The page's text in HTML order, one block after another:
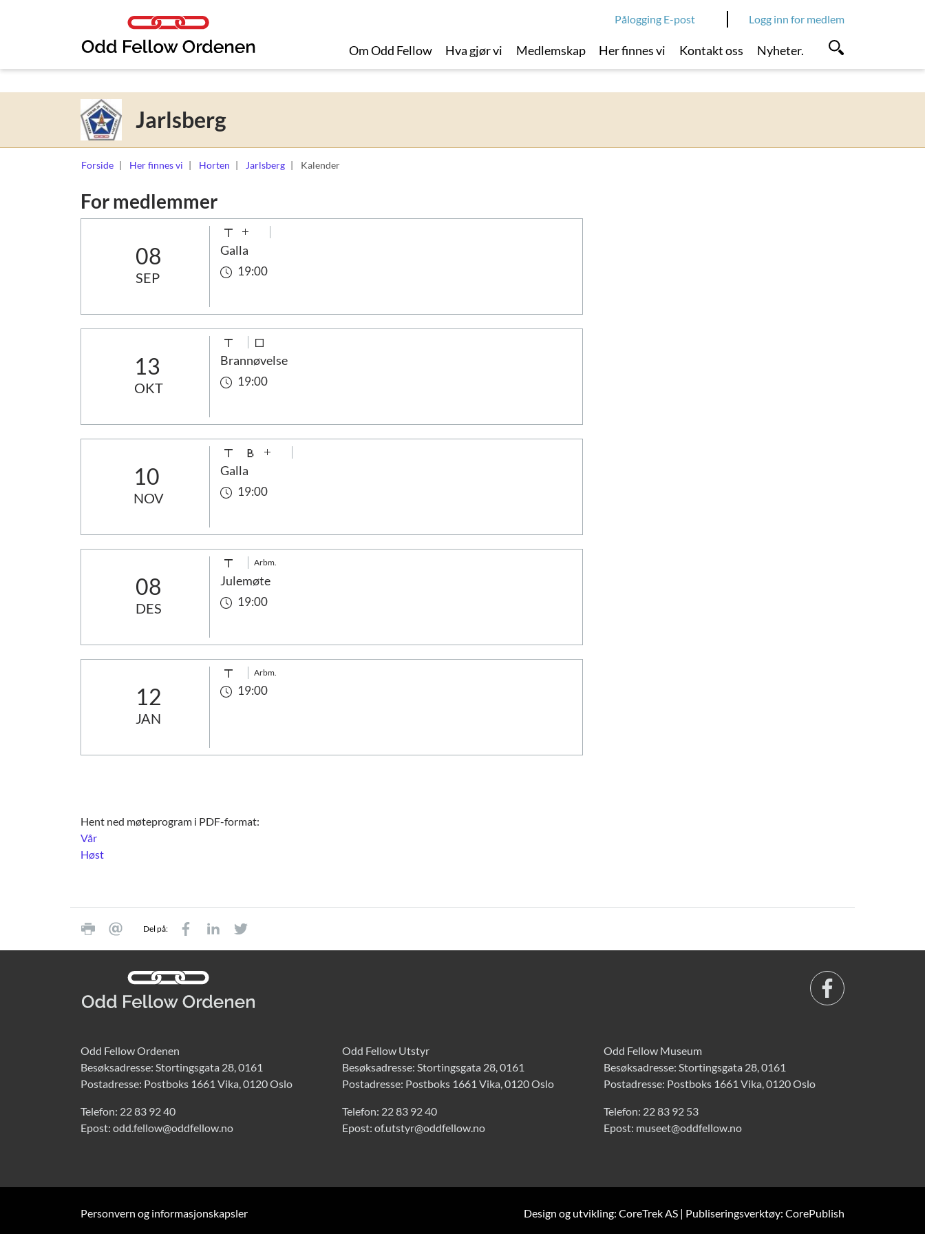
Logg inn for medlem
Pålogging E-post
Om Odd Fellow Hva gjør vi Medlemskap Her finnes vi Kontakt oss Nyheter.
Jarlsberg
Forside Her finnes vi Horten Jarlsberg Kalender
For medlemmer
08
SEP
Galla
19:00
13
OKT
Brannøvelse
19:00
10
NOV
Galla
19:00
08
DES
Arbm.
Julemøte
19:00
12
JAN
Arbm.
19:00
Hent ned møteprogram i PDF-format:
Vår
Høst
Del på:
Odd Fellow Ordenen
Besøksadresse: Stortingsgata 28, 0161
Postadresse: Postboks 1661 Vika, 0120 Oslo
Telefon: 22 83 92 40
Epost: odd.fellow@oddfellow.no
Odd Fellow Utstyr
Besøksadresse: Stortingsgata 28, 0161
Postadresse: Postboks 1661 Vika, 0120 Oslo
Telefon: 22 83 92 40
Epost: of.utstyr@oddfellow.no
Odd Fellow Museum
Besøksadresse: Stortingsgata 28, 0161
Postadresse: Postboks 1661 Vika, 0120 Oslo
Telefon: 22 83 92 53
Epost: museet@oddfellow.no
Personvern og informasjonskapsler Design og utvikling: CoreTrek AS | Publiseringsverktøy: CorePublish